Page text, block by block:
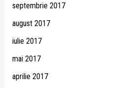
septembrie 2017
august 2017
iulie 2017
mai 2017
aprilie 2017